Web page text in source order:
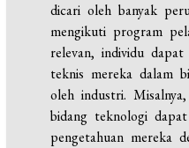
dicari oleh banyak
mengikuti program
relevan, individu
teknis mereka dalam
oleh industri.
bidang teknologi
pengetahuan mereka